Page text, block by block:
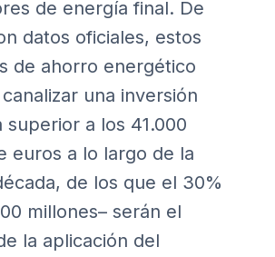
de energía final. De
datos oficiales, estos
de ahorro energético
una inversión
superior a los 41.000
euros a lo largo de la
de los que el 30%
millones– serán el
la aplicación del